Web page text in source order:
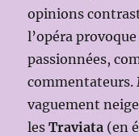
opinions
l’opéra
passionnées,
commentateurs.
vaguement
lesTraviata (en